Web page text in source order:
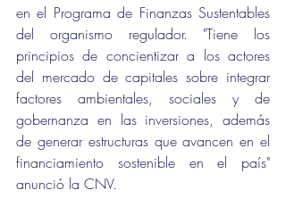
en el Programa de Finanzas Sustentables
del organismo regulador. "Tiene los
principios de concientizar a los actores
del mercado de capitales sobre integrar
factores ambientales, sociales y de
gobernanza en las inversiones, además
de generar estructuras que avancen en el
financiamiento sostenible en el país"
anunció la CNV.